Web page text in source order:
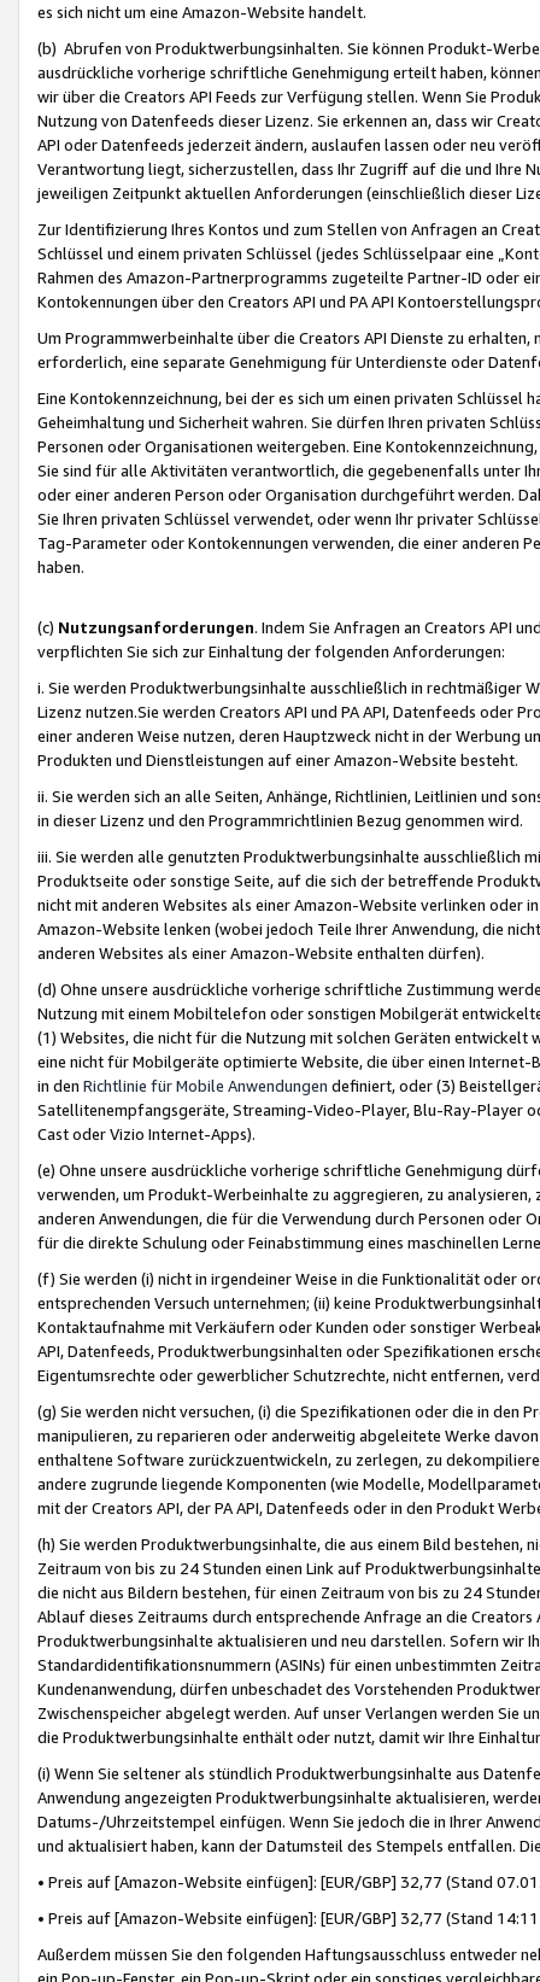
es sich nicht um eine Amazon-Website handelt.
(b) Abrufen von Produktwerbungsinhalten. Sie können Produkt-
ausdrückliche vorherige schriftliche Genehmigung erteilt haben,
wir über die Creators API Feeds zur Verfügung stellen. Wenn Sie
Nutzung von Datenfeeds dieser Lizenz. Sie erkennen an, dass wir
API oder Datenfeeds jederzeit ändern, auslaufen lassen oder neu
Verantwortung liegt, sicherzustellen, dass Ihr Zugriff auf die und Ihre
jeweiligen Zeitpunkt aktuellen Anforderungen (einschließlich dieser
Zur Identifizierung Ihres Kontos und zum Stellen von Anfragen an
Schlüssel und einem privaten Schlüssel (jedes Schlüsselpaar eine
Rahmen des Amazon-Partnerprogramms zugeteilte Partner-ID oder
Kontokennungen über den Creators API und PA API
Um Programmwerbeinhalte über die Creators API Dienste zu
erforderlich, eine separate Genehmigung für Unterdienste oder
Eine Kontokennzeichnung, bei der es sich um einen privaten
Geheimhaltung und Sicherheit wahren. Sie dürfen Ihren privaten
Personen oder Organisationen weitergeben. Eine
Sie sind für alle Aktivitäten verantwortlich, die gegebenenfalls unter
oder einer anderen Person oder Organisation durchgeführt werden.
Sie Ihren privaten Schlüssel verwendet, oder wenn Ihr privater
Tag-Parameter oder Kontokennungen verwenden, die einer anderen
haben.
(c) Nutzungsanforderungen. Indem Sie Anfragen an Creators API
verpflichten Sie sich zur Einhaltung der folgenden Anforderungen:
i. Sie werden Produktwerbungsinhalte ausschließlich in rechtmäßiger
Lizenz nutzen.Sie werden Creators API und PA API, Datenfeeds oder
einer anderen Weise nutzen, deren Hauptzweck nicht in der Werbung
Produkten und Dienstleistungen auf einer Amazon-Website besteht.
ii. Sie werden sich an alle Seiten, Anhänge, Richtlinien, Leitlinien und
in dieser Lizenz und den Programmrichtlinien Bezug genommen wird.
iii. Sie werden alle genutzten Produktwerbungsinhalte ausschließlich
Produktseite oder sonstige Seite, auf die sich der betreffende
nicht mit anderen Websites als einer Amazon-Website verlinken oder
Amazon-Website lenken (wobei jedoch Teile Ihrer Anwendung, die
anderen Websites als einer Amazon-Website enthalten dürfen).
(d) Ohne unsere ausdrückliche vorherige schriftliche Zustimmung
Nutzung mit einem Mobiltelefon oder sonstigen Mobilgerät
(1) Websites, die nicht für die Nutzung mit solchen Geräten
eine nicht für Mobilgeräte optimierte Website, die über einen
in den Richtlinie für Mobile Anwendungen definiert, oder (3)
Satellitenempfangsgeräte, Streaming-Video-Player, Blu-Ray-Player
Cast oder Vizio Internet-Apps).
(e) Ohne unsere ausdrückliche vorherige schriftliche Genehmigung
verwenden, um Produkt-Werbeinhalte zu aggregieren, zu
anderen Anwendungen, die für die Verwendung durch Personen
für die direkte Schulung oder Feinabstimmung eines maschinellen
(f) Sie werden (i) nicht in irgendeiner Weise in die Funktionalität oder
entsprechenden Versuch unternehmen; (ii) keine
Kontaktaufnahme mit Verkäufern oder Kunden oder sonstiger
API, Datenfeeds, Produktwerbungsinhalten oder Spezifikationen
Eigentumsrechte oder gewerblicher Schutzrechte, nicht entfernen,
(g) Sie werden nicht versuchen, (i) die Spezifikationen oder die in
manipulieren, zu reparieren oder anderweitig abgeleitete Werke
enthaltene Software zurückzuentwickeln, zu zerlegen, zu
andere zugrunde liegende Komponenten (wie Modelle,
mit der Creators API, der PA API, Datenfeeds oder in den Produkt
(h) Sie werden Produktwerbungsinhalte, die aus einem Bild bestehen,
Zeitraum von bis zu 24 Stunden einen Link auf
die nicht aus Bildern bestehen, für einen Zeitraum von bis zu 24
Ablauf dieses Zeitraums durch entsprechende Anfrage an die
Produktwerbungsinhalte aktualisieren und neu darstellen. Sofern wir
Standardidentifikationsnummern (ASINs) für einen unbestimmten
Kundenanwendung, dürfen unbeschadet des Vorstehenden
Zwischenspeicher abgelegt werden. Auf unser Verlangen werden Sie
die Produktwerbungsinhalte enthält oder nutzt, damit wir Ihre
(i) Wenn Sie seltener als stündlich Produktwerbungsinhalte aus
Anwendung angezeigten Produktwerbungsinhalte aktualisieren,
Datums-/Uhrzeitstempel einfügen. Wenn Sie jedoch die in Ihrer
und aktualisiert haben, kann der Datumsteil des Stempels entfallen.
• Preis auf [Amazon-Website einfügen]: [EUR/GBP] 32,77 (Stand
• Preis auf [Amazon-Website einfügen]: [EUR/GBP] 32,77 (Stand
Außerdem müssen Sie den folgenden Haftungsausschluss entweder
ein Pop-up-Fenster, ein Pop-up-Skript oder ein sonstiges